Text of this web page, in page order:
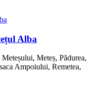
Alba
Meteș, Pădurea,
Ampoiului, Remetea,